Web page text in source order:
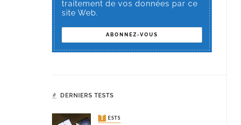
traitement de vos données par ce
site Web.
DERNIERS TESTS
TESTS